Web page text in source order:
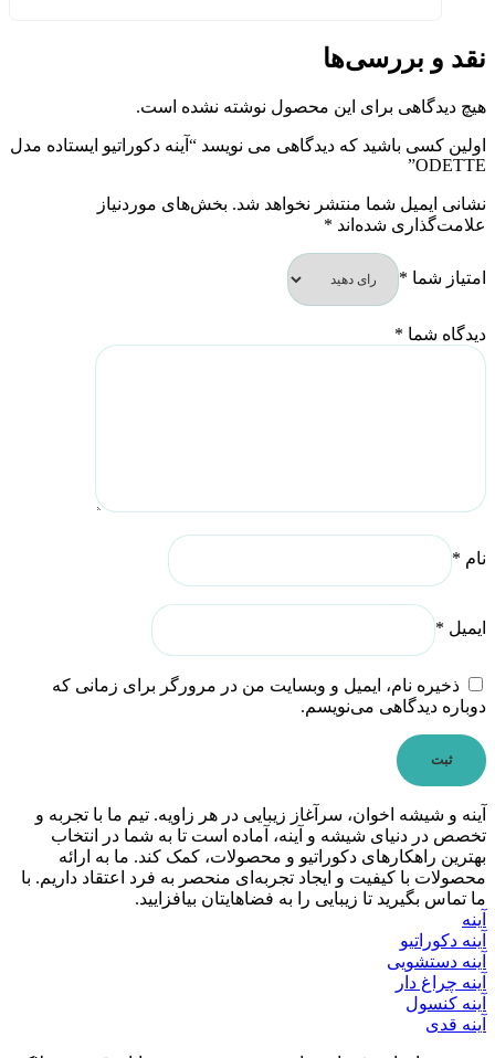
نقد و بررسی‌ها
هیچ دیدگاهی برای این محصول نوشته نشده است.
اولین کسی باشید که دیدگاهی می نویسد “آینه دکوراتیو ایستاده مدل
ODETTE”
نشانی ایمیل شما منتشر نخواهد شد. بخش‌های موردنیاز
علامت‌گذاری شده‌اند *
امتیاز شما *
دیدگاه شما *
نام *
ایمیل *
ذخیره نام، ایمیل و وبسایت من در مرورگر برای زمانی که
دوباره دیدگاهی می‌نویسم.
آینه و شیشه اخوان، سرآغاز زیبایی در هر زاویه. تیم ما با تجربه و
تخصص در دنیای شیشه و آینه، آماده است تا به شما در انتخاب
بهترین راهکارهای دکوراتیو و محصولات، کمک کند. ما به ارائه
محصولات با کیفیت و ایجاد تجربه‌ای منحصر به فرد اعتقاد داریم. با
ما تماس بگیرید تا زیبایی را به فضاهایتان بیافزایید.
آینه
آینه دکوراتیو
آینه دستشویی
آینه چراغ دار
آینه کنسول
آینه قدی